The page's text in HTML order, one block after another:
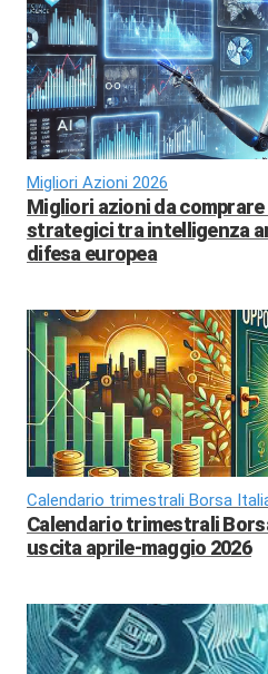
Migliori Azioni 2026
Migliori azioni da
strategici tra intelligenza
difesa europea
Calendario trimestrali Borsa
Calendario trimestrali
uscita aprile-maggio 2026